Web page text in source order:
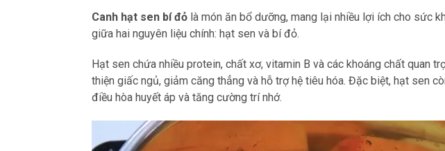
Canh hạt sen bí đỏ là món ăn bổ dưỡng, mang lại nhiều lợi ích cho sức
giữa hai nguyên liệu chính: hạt sen và bí đỏ.
Hạt sen chứa nhiều protein, chất xơ, vitamin B và các khoáng chất quan
thiện giấc ngủ, giảm căng thẳng và hỗ trợ hệ tiêu hóa. Đặc biệt, hạt sen
điều hòa huyết áp và tăng cường trí nhớ.